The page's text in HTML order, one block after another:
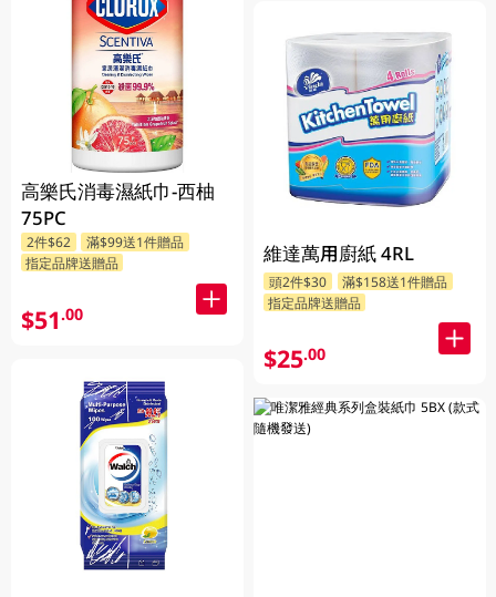
高樂氏消毒濕紙巾-西柚
75PC
2件$62
滿$99送1件贈品
指定品牌送贈品
$51.00
維達萬用廚紙 4RL
頭2件$30
滿$158送1件贈品
指定品牌送贈品
$25.00